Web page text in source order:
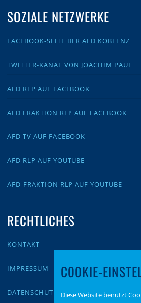
SOZIALE NETZWERKE
FACEBOOK-SEITE DER AFD KOBLENZ
TWITTER-KANAL VON JOACHIM PAUL
AFD RLP AUF FACEBOOK
AFD FRAKTION RLP AUF FACEBOOK
AFD TV AUF FACEBOOK
AFD RLP AUF YOUTUBE
AFD-FRAKTION RLP AUF YOUTUBE
RECHTLICHES
KONTAKT
IMPRESSUM
DATENSCHUTZ
COOKIE-
Diese Website benutzt